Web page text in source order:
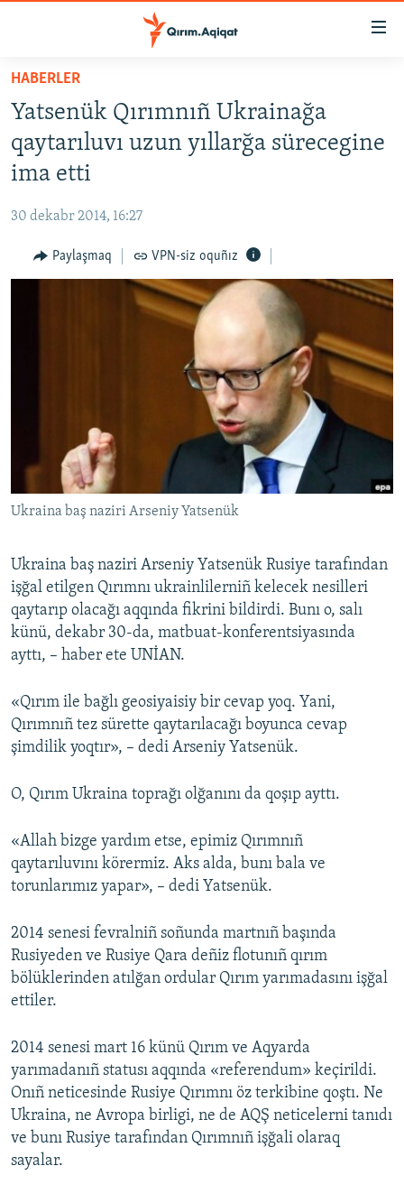
Esas
qaytmaq
Baş
navigatsiyağa
qaytmaq
Qıdıruvğa
İQTİSADİYAT
MEDENİYET
İNSAN AQLARI
Українською
QOŞULIÑIZ!
RFE/RS bütün saytları
HABERLER
Yatsenük Qırımnıñ Ukrainağa
qaytarıluvı uzun yıllarğa sürecegine
ima etti
30 dekabr 2014, 16:27
Paylaşmaq VPN-siz oquñız
Ukraina baş naziri Arseniy Yatsenük
Ukraina baş naziri Arseniy Yatsenük Rusiye tarafından
işğal etilgen Qırımnı ukrainlilerniñ kelecek nesilleri
qaytarıp olacağı aqqında fikrini bildirdi. Bunı o, salı
künü, dekabr 30-da, matbuat-konferentsiyasında
ayttı, – haber ete UNİAN.
«Qırım ile bağlı geosiyaisiy bir cevap yoq. Yani,
Qırımnıñ tez sürette qaytarılacağı boyunca cevap
şimdilik yoqtır», – dedi Arseniy Yatsenük.
O, Qırım Ukraina toprağı olğanını da qoşıp ayttı.
«Allah bizge yardım etse, epimiz Qırımnıñ
qaytarıluvını körermiz. Aks alda, bunı bala ve
torunlarımız yapar», – dedi Yatsenük.
2014 senesi fevralniñ soñunda martnıñ başında
Rusiyeden ve Rusiye Qara deñiz flotunıñ qırım
bölüklerinden atılğan ordular Qırım yarımadasını işğal
ettiler.
2014 senesi mart 16 künü Qırım ve Aqyarda
yarımadanıñ statusı aqqında «referendum» keçirildi.
Onıñ neticesinde Rusiye Qırımnı öz terkibine qoştı. Ne
Ukraina, ne Avropa birligi, ne de AQŞ neticelerni tanıdı
ve bunı Rusiye tarafından Qırımnıñ işğali olaraq
sayalar.